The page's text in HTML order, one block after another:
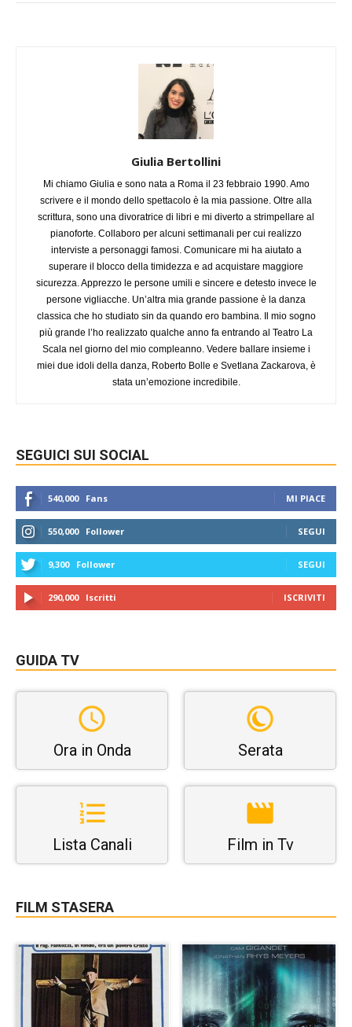
Giulia Bertollini
Mi chiamo Giulia e sono nata a Roma il 23 febbraio 1990. Amo
scrivere e il mondo dello spettacolo è la mia passione. Oltre alla
scrittura, sono una divoratrice di libri e mi diverto a strimpellare al
pianoforte. Collaboro per alcuni settimanali per cui realizzo
interviste a personaggi famosi. Comunicare mi ha aiutato a
superare il blocco della timidezza e ad acquistare maggiore
sicurezza. Apprezzo le persone umili e sincere e detesto invece le
persone vigliacche. Un’altra mia grande passione è la danza
classica che ho studiato sin da quando ero bambina. Il mio sogno
più grande l’ho realizzato qualche anno fa entrando al Teatro La
Scala nel giorno del mio compleanno. Vedere ballare insieme i
miei due idoli della danza, Roberto Bolle e Svetlana Zackarova, è
stata un’emozione incredibile.
SEGUICI SUI SOCIAL
540,000 Fans MI PIACE
550,000 Follower SEGUI
9,300 Follower SEGUI
290,000 Iscritti ISCRIVITI
GUIDA TV
Ora in Onda Serata
Lista Canali Film in Tv
FILM STASERA